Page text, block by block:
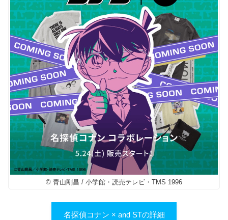
© 青山剛昌 / 小学館・読売テレビ・TMS 1996
名探偵コナン × and STの詳細